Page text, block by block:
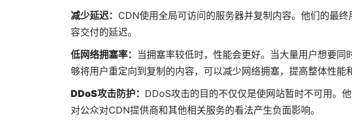
减少延迟： CDN使用全局可访问的服务器并复制内容。他们的最
容交付的延迟。
低网络拥塞率： 当拥塞率较低时，性能会更好。当大量用户想要
够将用户重定向到复制的内容，可以减少网络拥塞，提高整体性能
DDoS攻击防护： DDoS攻击的目的不仅仅是使网站暂时不可用。
对公众对CDN提供商和其他相关服务的看法产生负面影响。